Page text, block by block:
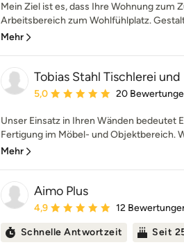
Mein Ziel ist es, dass Ihre Wohnung zum
Arbeitsbereich zum Wohlfühlplatz.
Mehr
Tobias Stahl Tischlerei
Durchschnittliche Bewertung: 5
5,0 20
Unser Einsatz in Ihren Wänden bedeutet
Fertigung im Möbel- und Objektbereich.
Mehr
Aimo Plus
Durchschnittliche Bewertung: 4.9
4,9 12
Schnelle Antwortzeit Seit